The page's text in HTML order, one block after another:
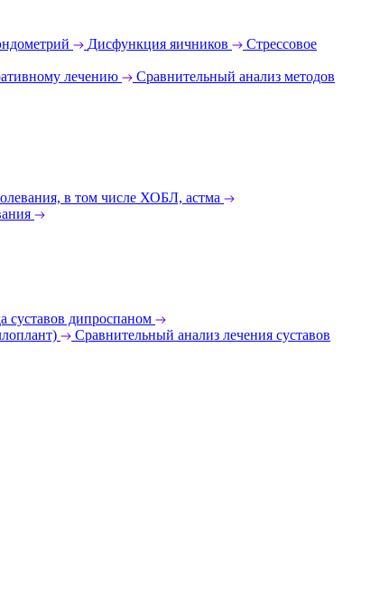
Дисфункция яичников
Стрессовое
лечению
Сравнительный анализ методов
в том числе ХОБЛ, астма
суставов дипроспаном
Сравнительный анализ лечения суставов